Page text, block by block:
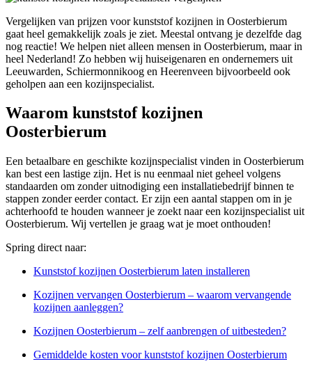
Vergelijken van prijzen voor kunststof kozijnen in Oosterbierum
gaat heel gemakkelijk zoals je ziet. Meestal ontvang je dezelfde dag
nog reactie! We helpen niet alleen mensen in Oosterbierum, maar in
heel Nederland! Zo hebben wij huiseigenaren en ondernemers uit
Leeuwarden, Schiermonnikoog en Heerenveen bijvoorbeeld ook
geholpen aan een kozijnspecialist.
Waarom kunststof kozijnen
Oosterbierum
Een betaalbare en geschikte kozijnspecialist vinden in Oosterbierum
kan best een lastige zijn. Het is nu eenmaal niet geheel volgens
standaarden om zonder uitnodiging een installatiebedrijf binnen te
stappen zonder eerder contact. Er zijn een aantal stappen om in je
achterhoofd te houden wanneer je zoekt naar een kozijnspecialist uit
Oosterbierum. Wij vertellen je graag wat je moet onthouden!
Spring direct naar:
Kunststof kozijnen Oosterbierum laten installeren
Kozijnen vervangen Oosterbierum – waarom vervangende
kozijnen aanleggen?
Kozijnen Oosterbierum – zelf aanbrengen of uitbesteden?
Gemiddelde kosten voor kunststof kozijnen Oosterbierum